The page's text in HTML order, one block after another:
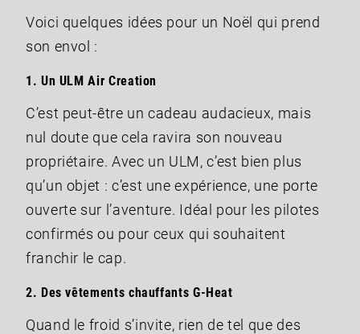
Voici quelques idées pour un Noël qui prend
son envol :
1. Un ULM Air Creation
C’est peut-être un cadeau audacieux, mais
nul doute que cela ravira son nouveau
propriétaire. Avec un ULM, c’est bien plus
qu’un objet : c’est une expérience, une porte
ouverte sur l’aventure. Idéal pour les pilotes
confirmés ou pour ceux qui souhaitent
franchir le cap.
2. Des vêtements chauffants G-Heat
Quand le froid s’invite, rien de tel que des